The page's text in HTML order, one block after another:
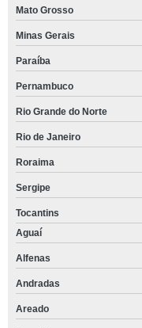
Mato Grosso
Minas Gerais
Paraíba
Pernambuco
Rio Grande do Norte
Rio de Janeiro
Roraima
Sergipe
Tocantins
Aguaí
Alfenas
Andradas
Areado